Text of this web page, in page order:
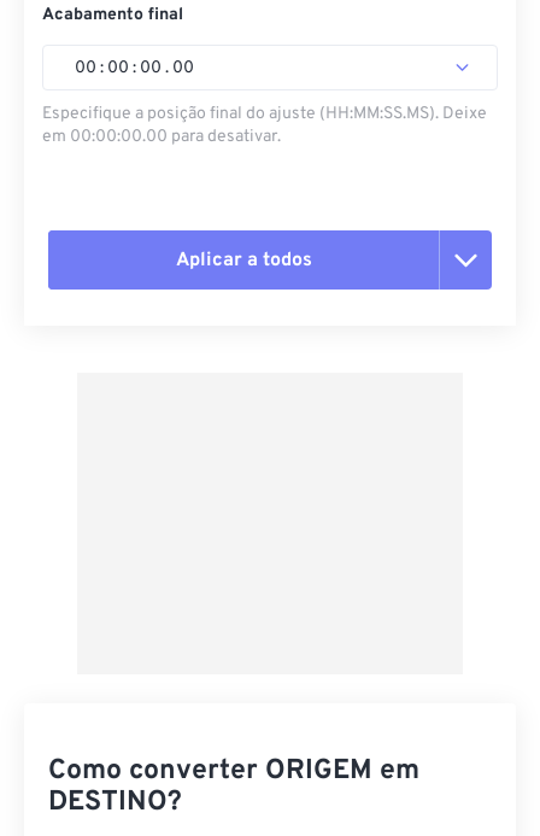
Acabamento final
00 : 00 : 00 . 00
Especifique a posição final do ajuste (HH:MM:SS.MS). Deixe
em 00:00:00.00 para desativar.
Aplicar a todos
Como converter ORIGEM em
DESTINO?